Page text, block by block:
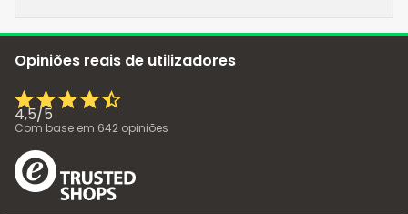
Opiniões reais de utilizadores
4,5/5
Com base em 642 opiniões